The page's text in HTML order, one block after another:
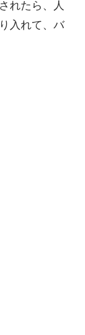
れたら、人
入れて、バ